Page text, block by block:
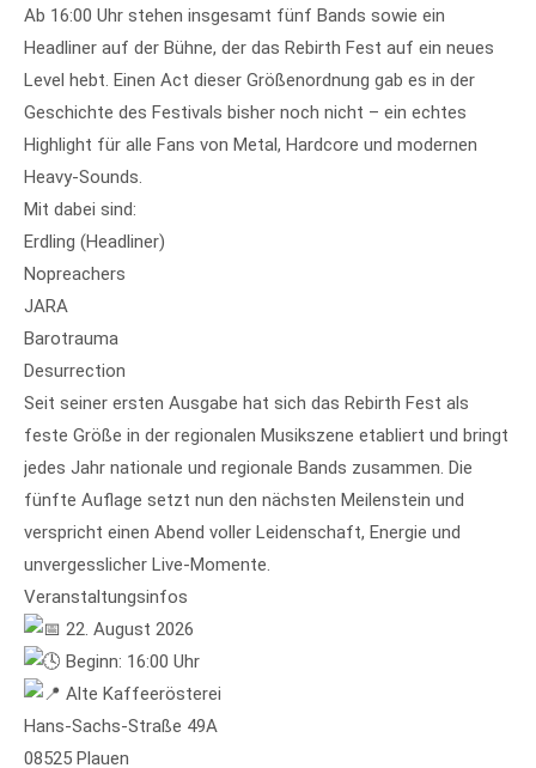
adipiscing elit.
Aenean commodo ligula eget dolor. Aenean massa.
Cum sociis natoque penatibus et magnis dis parturient
montes, nascetur ridiculus mus. Donec quam felis,
ultricies nec.
Ab 16:00 Uhr stehen insgesamt fünf Bands sowie ein
Headliner auf der Bühne, der das Rebirth Fest auf ein neues
Level hebt. Einen Act dieser Größenordnung gab es in der
Geschichte des Festivals bisher noch nicht – ein echtes
Highlight für alle Fans von Metal, Hardcore und modernen
Heavy-Sounds.
Mit dabei sind:
Erdling (Headliner)
Nopreachers
JARA
Barotrauma
Desurrection
Seit seiner ersten Ausgabe hat sich das Rebirth Fest als
feste Größe in der regionalen Musikszene etabliert und bringt
jedes Jahr nationale und regionale Bands zusammen. Die
fünfte Auflage setzt nun den nächsten Meilenstein und
verspricht einen Abend voller Leidenschaft, Energie und
unvergesslicher Live-Momente.
Veranstaltungsinfos
22. August 2026
Beginn: 16:00 Uhr
Alte Kaffeerösterei
Hans-Sachs-Straße 49A
08525 Plauen